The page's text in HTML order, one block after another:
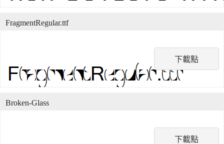
下載點
FragmentRegular.ttf
下載點
Broken-Glass